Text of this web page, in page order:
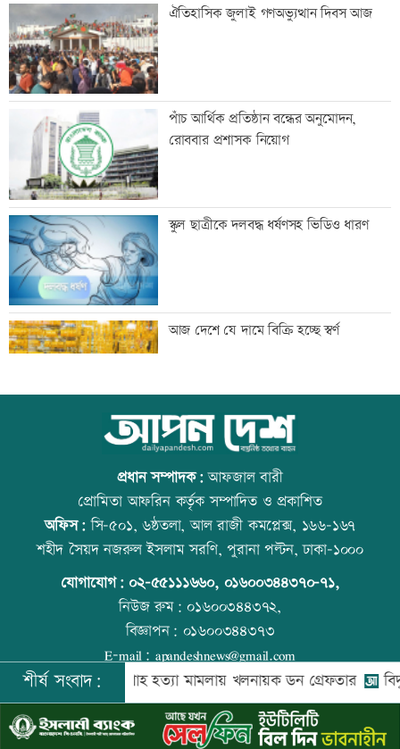
নোয়াখালী-লক্ষ্মীপুরে সরবরাহ বন্ধ
সালমান শাহ হত্যা মামলায় ডন গ্রেফতার
মাছ লুটের ঘটনায় আ.লীগ নেতার বিরুদ্ধে
সংবাদ সম্মেলন
সূচকের পতনে লেনদেন ৯৬৪ কোটি টাকা
বিদ্যুৎ-জ্বালানি নিয়ে বিভ্রান্তি সৃষ্টি করা হচ্ছে:
প্রধানমন্ত্রী
‘রাজনীতি স্বচ্ছ হওয়া উচিত, তাহলে গণতন্ত্রের
গতি ফিরে আসবে’
সঠিক সময়ে আসেননি পরীমনি, পেছালো
ঐতিহাসিক জুলাই গণঅভ্যুত্থান দিবস আজ
পাঁচ আর্থিক প্রতিষ্ঠান বন্ধের অনুমোদন,
রোববার প্রশাসক নিয়োগ
স্কুল ছাত্রীকে দলবদ্ধ ধর্ষণসহ ভিডিও ধারণ
আজ দেশে যে দামে বিক্রি হচ্ছে স্বর্ণ
আজ বিশ্ব বন্ধু দিবস
কোরআন-হাদিসে নামাজ না পড়ার শাস্তি
আজ স্বর্ণ-রুপা যে দামে বিক্রি হচ্ছে
প্রধান সম্পাদক:আফজাল বারী
প্রোমিতা আফরিন কর্তৃক সম্পাদিত ও প্রকাশিত
অফিস:সি-৫০১, ৬ষ্ঠতলা, আল রাজী কমপ্লেক্স, ১৬৬-১৬৭
শহীদ সৈয়দ নজরুল ইসলাম সরণি, পুরানা পল্টন, ঢাকা-১০০০
যোগাযোগ: ০২-৫৫১১১৬৬০, ০১৬০০৩৪৪৩৭০-৭১,
নিউজ রুম:০১৬০০৩৪৪৩৭২,
বিজ্ঞাপন: ০১৬০০৩৪৪৩৭৩
E-mail: apandeshnews@gmail.com
©২০২৬ |আপন দেশ ডটকমকর্তৃক সর্বসত্ব ® সংরক্ষিত | উন্নয়নে
ইমিথমেকারস.কম
শীর্ষ সংবাদ:
সালমান শাহ হত্যা মামলায় খলনায়ক ডন গ্রেফতার বিদ্যুৎ-